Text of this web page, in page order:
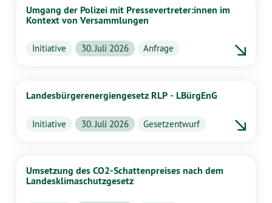
Umgang der Polizei mit Pressevertreter:innen im
Kontext von Versammlungen
Initiative 30. Juli 2026 Anfrage
Landesbürgerenergiengesetz RLP - LBürgEnG
Initiative 30. Juli 2026 Gesetzentwurf
Umsetzung des CO2-Schattenpreises nach dem
Landesklimaschutzgesetz